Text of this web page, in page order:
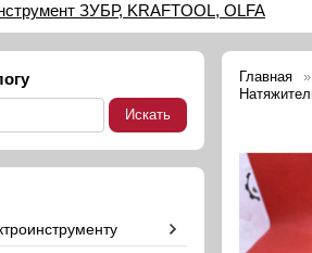
ЗУБР, KRAFTOOL, OLFA
Главная